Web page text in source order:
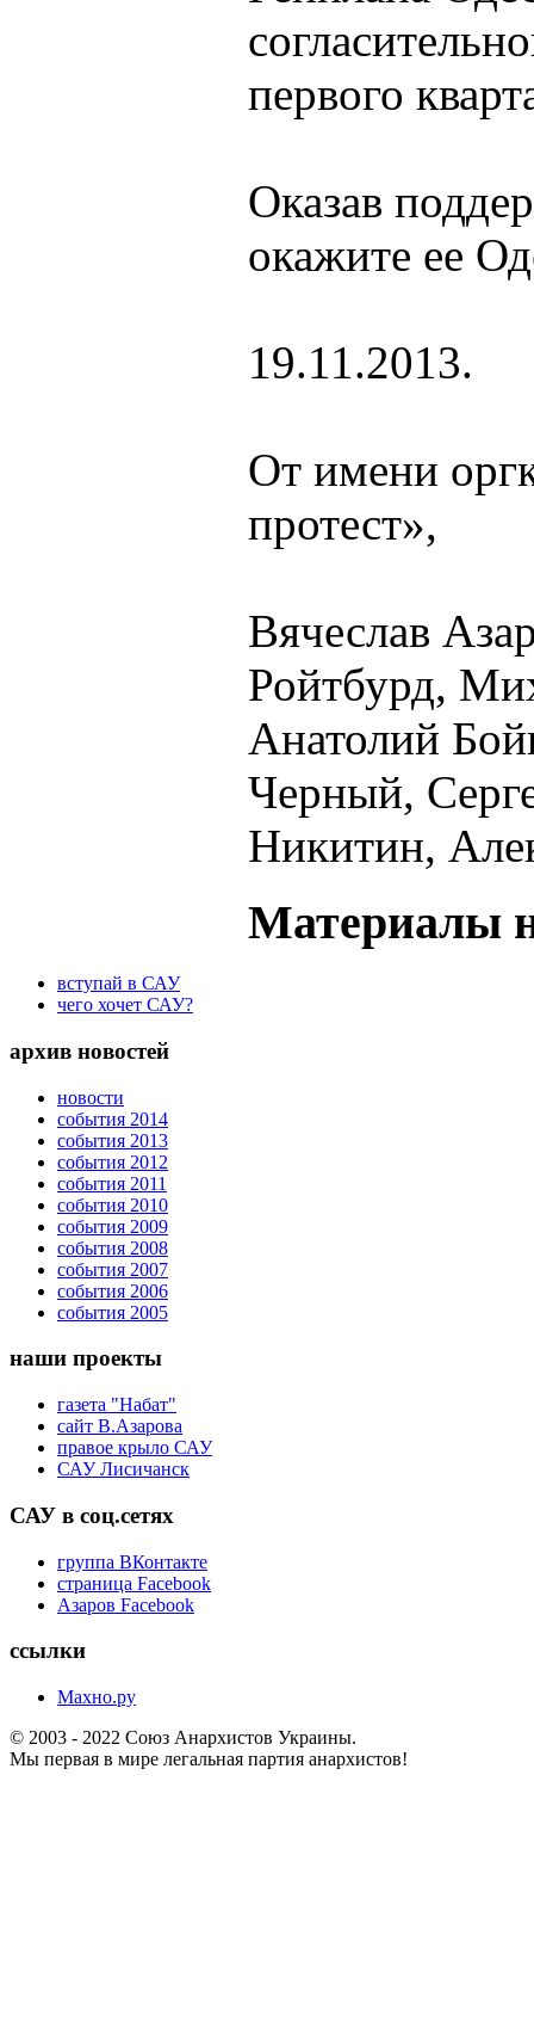
первого
Оказав
окажите ее
19.11.2013.
От имени
протест»,
Вячеслав
Ройтбурд,
Анатолий
Черный,
Никитин,
Материалы
вступай в САУ
чего хочет САУ?
архив новостей
новости
события 2014
события 2013
события 2012
события 2011
события 2010
события 2009
события 2008
события 2007
события 2006
события 2005
наши проекты
газета "Набат"
сайт В.Азарова
правое крыло САУ
САУ Лисичанск
САУ в соц.сетях
группа ВКонтакте
страница Facebook
Азаров Facebook
ссылки
Махно.ру
© 2003 - 2022 Союз Анархистов Украины.
Мы первая в мире легальная партия анархистов!